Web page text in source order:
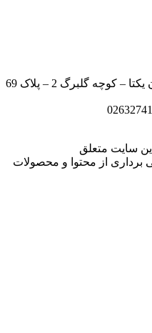
آدرس: کرج – میدان والفجر – خیابان یکتا – کوچه گلبرگ 2 – پلاک 69
متعلق
از محتوا و محصولات